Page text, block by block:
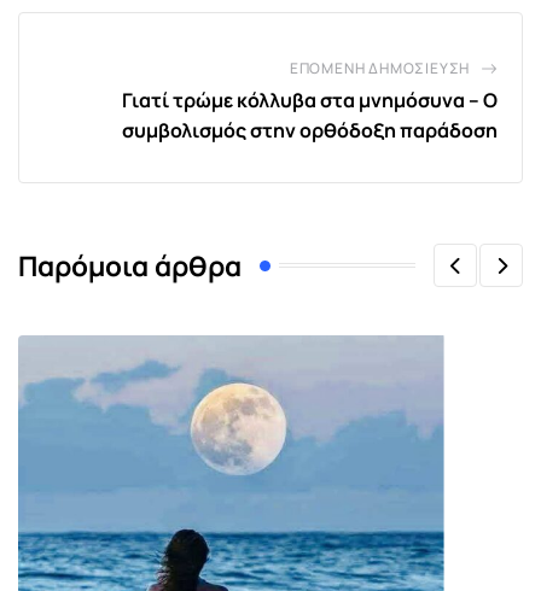
ΕΠΌΜΕΝΗ ΔΗΜΟΣΊΕΥΣΗ
Γιατί τρώμε κόλλυβα στα μνημόσυνα – Ο
συμβολισμός στην ορθόδοξη παράδοση
Παρόμοια άρθρα